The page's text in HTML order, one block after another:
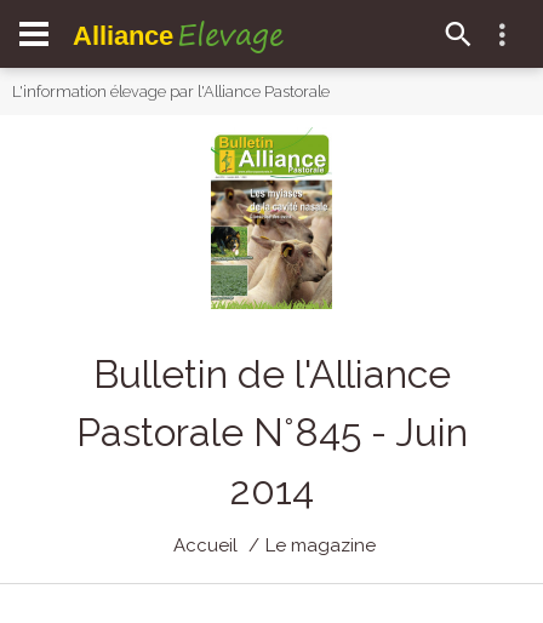
Alliance Elevage
L'information élevage par l'Alliance Pastorale
Bulletin de l'Alliance
Pastorale N°845 - Juin
2014
Accueil Le magazine